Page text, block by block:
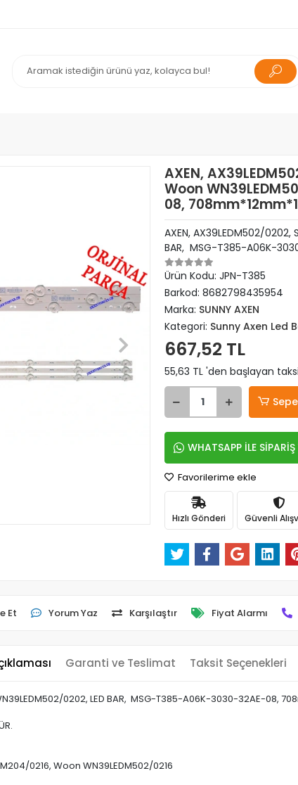
AXEN,
Woon
08,
AXEN, AX39LEDM502/
BAR, MSG-T385-A06K-
Ürün Kodu: JPN-T385
Barkod: 8682798435954
Marka: SUNNY AXEN
Kategori: Sunny Axen Led
667,52 TL
55,63 TL 'den başlayan
WHATSAPP İLE SİPARİŞ
Favorilerime ekle
Hızlı Gönderi Güvenli
Et Yorum Yaz Karşılaştır Fiyat Alarmı
Garanti ve Teslimat Taksit Seçenekleri
0202, LED BAR, MSG-T385-A06K-3030-32AE-08,
0216, Woon WN39LEDM502/0216